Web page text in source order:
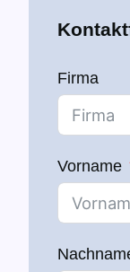
Firma
Vorname